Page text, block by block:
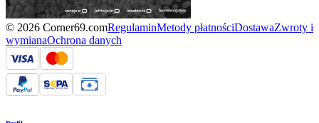
© 2026 Corner69.comRegulaminMetody płatnościDostawaZwroty i
wymianaOchrona danych